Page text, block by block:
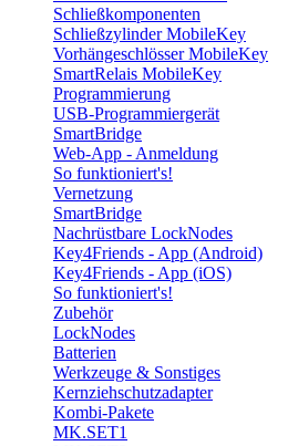
Schließkomponenten
Schließzylinder MobileKey
Vorhängeschlösser MobileKey
SmartRelais MobileKey
Programmierung
USB-Programmiergerät
SmartBridge
Web-App - Anmeldung
So funktioniert's!
Vernetzung
SmartBridge
Nachrüstbare LockNodes
Key4Friends - App (Android)
Key4Friends - App (iOS)
So funktioniert's!
Zubehör
LockNodes
Batterien
Werkzeuge & Sonstiges
Kernziehschutzadapter
Kombi-Pakete
MK.SET1